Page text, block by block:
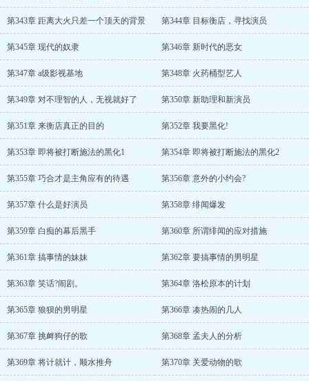
第343章 距离大火只差一个顶天的背景 第344章 目标衡店，寻找演员
第345章 现代的奴隶 第346章 新时代的恶女
第347章 a级影视基地 第348章 火药桶型艺人
第349章 对不理智的人，无视就好了 第350章 新助理和新演员
第351章 来衡店真正的目的 第352章 我要黑化!
第353章 即将被打断施法的黑化1 第354章 即将被打断施法的黑化2
第355章 巧合才是主角应有的待遇 第356章 意外的小约会?
第357章 什么是好演员 第358章 绯闻爆发
第359章 白痴的幕后黑手 第360章 所谓绯闻的应对措施
第361章 搞事情的妹妹 第362章 要搞事情的男明星
第363章 笑话?闹剧。 第364章 洛松原本的计划
第365章 狼狈的男明星 第366章 凑热闹的几人
第367章 挑衅狗仔的歌 第368章 孟夫人的分析
第369章 将计就计，顺水推舟 第370章 关爱动物的歌